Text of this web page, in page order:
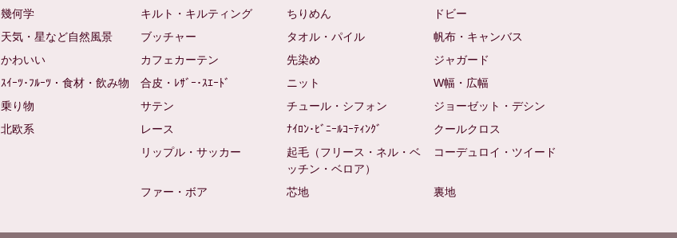
幾何学
天気・星など自然風景
かわいい
ｽｲｰﾂ･ﾌﾙｰﾂ・食材・飲み物
乗り物
北欧系
キルト・キルティング
ちりめん
ドビー
ブッチャー
タオル・パイル
帆布・キャンバス
カフェカーテン
先染め
ジャガード
合皮・ﾚｻﾞｰ･ｽｴｰﾄﾞ
ニット
W幅・広幅
サテン
チュール・シフォン
ジョーゼット・デシン
レース
ﾅｲﾛﾝ･ﾋﾞﾆｰﾙｺｰﾃｨﾝｸﾞ
クールクロス
リップル・サッカー
起毛（フリース・ネル・ベ
ッチン・ベロア）
コーデュロイ・ツイード
ファー・ボア 芯地 裏地